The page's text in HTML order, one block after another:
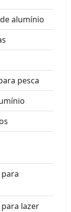
alumínio
pesca
lazer